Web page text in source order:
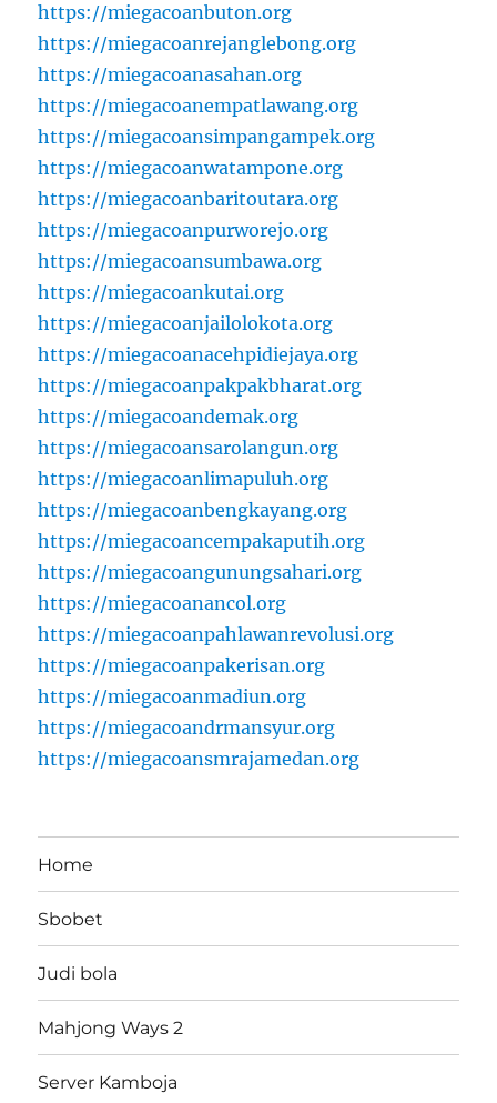
https://miegacoanbuton.org
https://miegacoanrejanglebong.org
https://miegacoanasahan.org
https://miegacoanempatlawang.org
https://miegacoansimpangampek.org
https://miegacoanwatampone.org
https://miegacoanbaritoutara.org
https://miegacoanpurworejo.org
https://miegacoansumbawa.org
https://miegacoankutai.org
https://miegacoanjailolokota.org
https://miegacoanacehpidiejaya.org
https://miegacoanpakpakbharat.org
https://miegacoandemak.org
https://miegacoansarolangun.org
https://miegacoanlimapuluh.org
https://miegacoanbengkayang.org
https://miegacoancempakaputih.org
https://miegacoangunungsahari.org
https://miegacoanancol.org
https://miegacoanpahlawanrevolusi.org
https://miegacoanpakerisan.org
https://miegacoanmadiun.org
https://miegacoandrmansyur.org
https://miegacoansmrajamedan.org
Home
Sbobet
Judi bola
Mahjong Ways 2
Server Kamboja